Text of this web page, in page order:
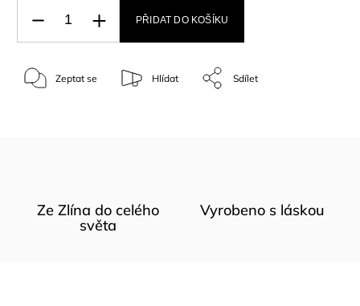
PŘIDAT DO KOŠÍKU
Zeptat se Hlídat Sdílet
Ze Zlína do celého
světa
Vyrobeno s láskou